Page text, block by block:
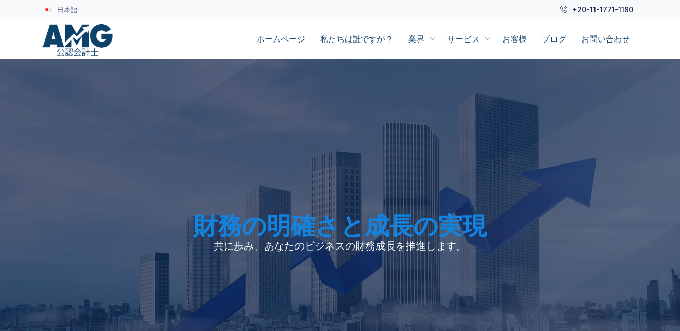
日本語 +20-11-1771-1180
ホームページ 私たちは誰ですか？ 業界 サービス お客様 ブログ お問い合わせ
財務の明確さと成長の実現
共に歩み、あなたのビジネスの財務成長を推進します。